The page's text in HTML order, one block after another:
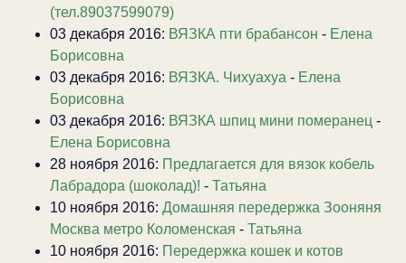
(тел.89037599079)
03 декабря 2016: ВЯЗКА пти брабансон - Елена
Борисовна
03 декабря 2016: ВЯЗКА. Чихуахуа - Елена
Борисовна
03 декабря 2016: ВЯЗКА шпиц мини померанец -
Елена Борисовна
28 ноября 2016: Предлагается для вязок кобель
Лабрадора (шоколад)! - Татьяна
10 ноября 2016: Домашняя передержка Зооняня
Москва метро Коломенская - Татьяна
10 ноября 2016: Передержка кошек и котов